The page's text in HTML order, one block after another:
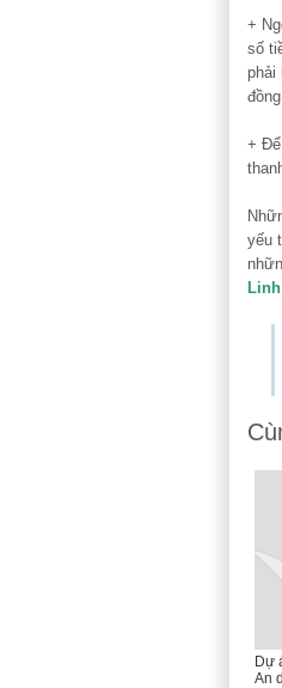
+
số
phải
+ Để
yếu
Dự
An